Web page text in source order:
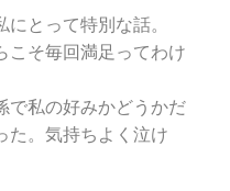
とって特別な話。
こそ毎回満足ってわけ
で私の好みかどうかだ
た。気持ちよく泣け